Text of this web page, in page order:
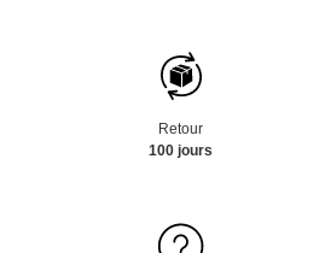
Retour
100 jours